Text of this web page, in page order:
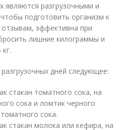
являются разгрузочными и
подготовить организм к
эффективна при
лишние килограммы и
дней следующее:
стакан томатного сока, на
сока и ломтик черного
сока.
стакан молока или кефира, на